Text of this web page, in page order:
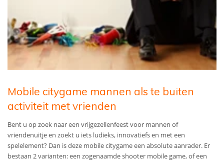
Mobile citygame mannen als te buiten
activiteit met vrienden
Bent u op zoek naar een vrijgezellenfeest voor mannen of
vriendenuitje en zoekt u iets ludieks, innovatiefs en met een
spelelement? Dan is deze mobile citygame een absolute aanrader. Er
bestaan 2 varianten: een zogenaamde shooter mobile game, of een